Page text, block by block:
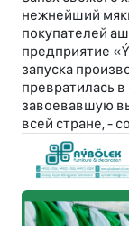
нежнейший
покупателей
предприятие
запуска
превратилась
завоевавшую
всей стране, -